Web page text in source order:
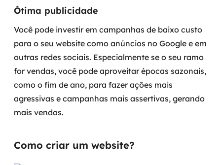
Ótima publicidade
Você pode investir em campanhas de baixo custo
para o seu website como anúncios no Google e em
outras redes sociais. Especialmente se o seu ramo
for vendas, você pode aproveitar épocas sazonais,
como o fim de ano, para fazer ações mais
agressivas e campanhas mais assertivas, gerando
mais vendas.
Como criar um website?